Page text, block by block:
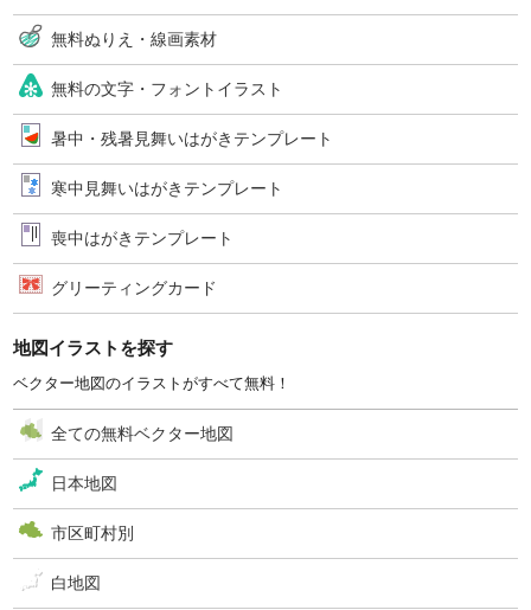
無料ぬりえ・線画素材
無料の文字・フォントイラスト
暑中・残暑見舞いはがきテンプレート
寒中見舞いはがきテンプレート
喪中はがきテンプレート
グリーティングカード
地図イラストを探す
ベクター地図のイラストがすべて無料！
全ての無料ベクター地図
日本地図
市区町村別
白地図